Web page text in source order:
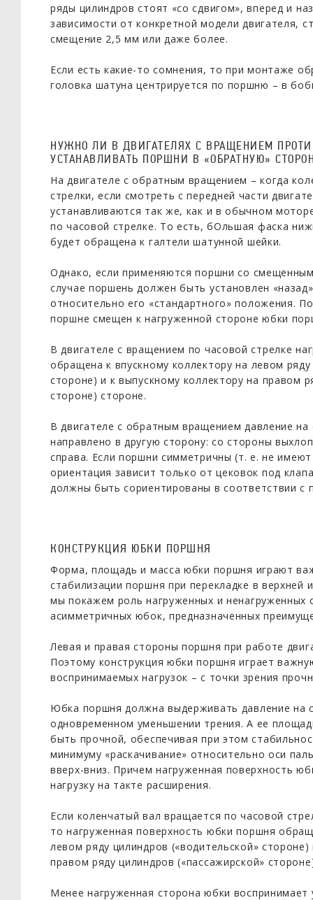
ряды цилиндров стоят «со сдвигом», вперед и
зависимости от конкретной модели двигателя,
смещение 2,5 мм или даже более.
Если есть какие-то сомнения, то при монтаже
головка шатуна центрируется по поршню – в
НУЖНО ЛИ В ДВИГАТЕЛЯХ С ВРАЩЕНИЕМ
УСТАНАВЛИВАТЬ ПОРШНИ В «ОБРАТНУЮ»
На двигателе с обратным вращением – когда
стрелки, если смотреть с передней части
устанавливаются так же, как и в обычном
по часовой стрелке. То есть, бОльшая фаска
будет обращена к галтели шатунной шейки.
Однако, если применяются поршни со
случае поршень должен быть установлен
относительно его «стандартного» положения.
поршне смещен к нагруженной стороне юбки
В двигателе с вращением по часовой стрелке
обращена к впускному коллектору на левом
стороне) и к выпускному коллектору на правом
стороне) стороне.
В двигателе с обратным вращением давление на
направлено в другую сторону: со стороны
справа. Если поршни симметричны (т. е. не
ориентация зависит только от цековок под
должны быть сориентированы в соответствии с
КОНСТРУКЦИЯ ЮБКИ ПОРШНЯ
Форма, площадь и масса юбки поршня играют
стабилизации поршня при перекладке в верхней
мы покажем роль нагруженных и ненагруженных
асимметричных юбок, предназначенных
Левая и правая стороны поршня при работе
Поэтому конструкция юбки поршня играет
воспринимаемых нагрузок – с точки зрения
Юбка поршня должна выдерживать давление на
одновременном уменьшении трения. А ее
быть прочной, обеспечивая при этом
минимуму «раскачивание» относительно оси
вверх-вниз. Причем нагруженная поверхность
нагрузку на такте расширения.
Если коленчатый вал вращается по часовой
то нагруженная поверхность юбки поршня
левом ряду цилиндров («водительской»
правом ряду цилиндров («пассажирской»
Менее нагруженная сторона юбки воспринимает